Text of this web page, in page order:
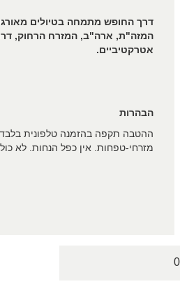
דרך החופש מתמחה בטיולים
המזה"ת, ארה"ב, המזרח הרחוק,
אטרקטיביים.
הבהרות
ההטבה תקפה בהזמנה טלפונית
מזרחי-טפחות. אין כפל הנחות. לא